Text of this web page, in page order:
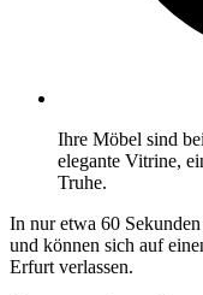
Ihre Möbel sind
elegante Vitrine,
Truhe.
In nur etwa 60
und können sich auf
Erfurt verlassen.